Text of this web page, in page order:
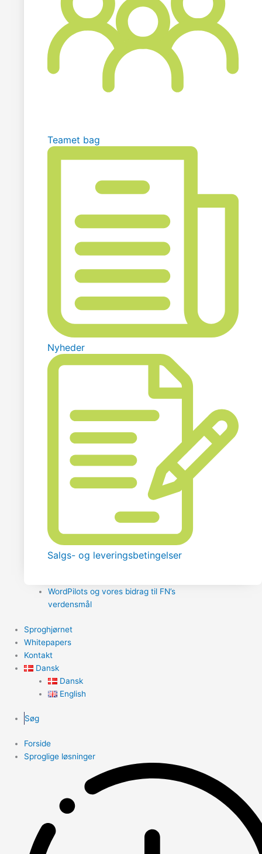
Teamet bag
Nyheder
Salgs- og leveringsbetingelser
WordPilots og vores bidrag til FN’s
verdensmål
Sproghjørnet
Whitepapers
Kontakt
Dansk
Dansk
English
Søg
Forside
Sproglige løsninger